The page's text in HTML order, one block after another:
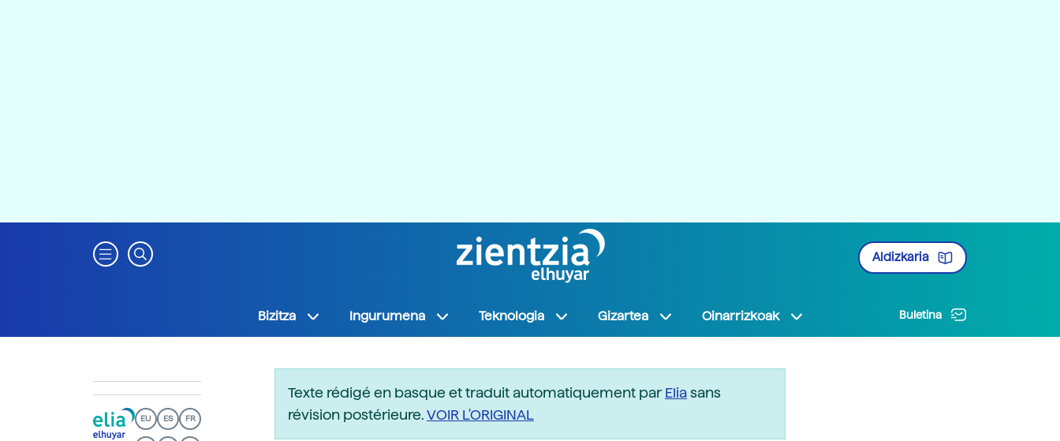
Aldizkaria
Bizitza Ingurumena Teknologia Gizartea Oinarrizkoak Buletina
EU ES FR
Texte rédigé en basque et traduit automatiquement parEliasans
révision postérieure.VOIR L'ORIGINAL